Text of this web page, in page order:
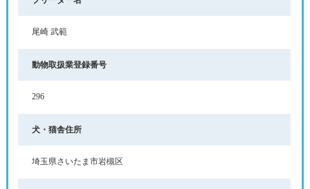
尾崎 武範
動物取扱業登録番号
296
犬・猫舎住所
埼玉県さいたま市岩槻区